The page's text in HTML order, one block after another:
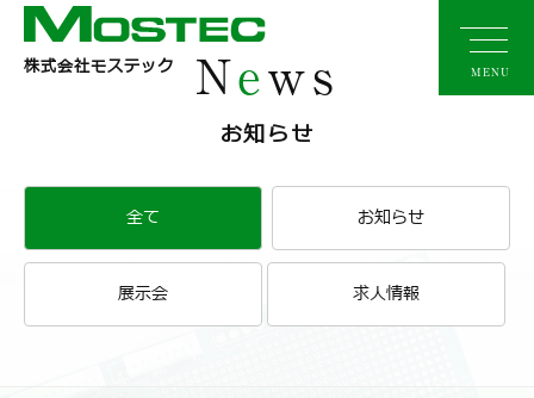
株式会社モステック MENU
News
お知らせ
全て お知らせ
展示会 求人情報